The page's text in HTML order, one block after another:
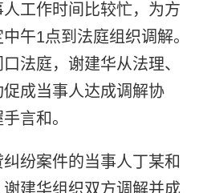
工作时间比较忙，为方
午1点到法庭组织调解。
法庭，谢建华从法理、
成当事人达成调解协
言和。
纷案件的当事人丁某和
建华组织双方调解并成